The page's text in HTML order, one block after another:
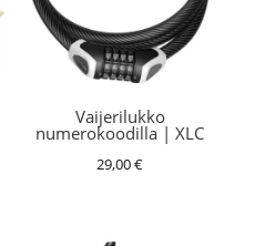
Vaijerilukko
numerokoodilla | XLC
29,00€